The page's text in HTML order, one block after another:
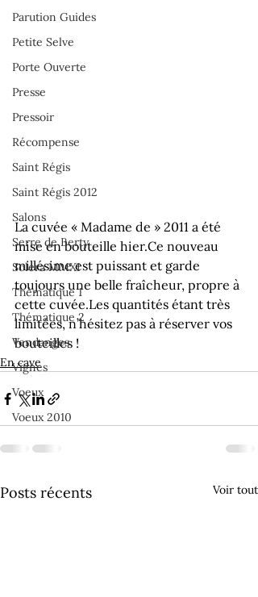
Parution Guides
Petite Selve
Porte Ouverte
Presse
Pressoir
Récompense
Saint Régis
Saint Régis 2012
Salons
Serre de Berty
Solera MMXI
Thématique 1
Thématique 2
Vendanges
Vignes
Voeux
Voeux 2010
La cuvée « Madame de » 2011 a été
mise en bouteille hier.Ce nouveau
millésime est puissant et garde
toujours une belle fraîcheur, propre à
cette cuvée.Les quantités étant très
limitées, n’hésitez pas à réserver vos
bouteilles !
En cave
Posts récents Voir tout